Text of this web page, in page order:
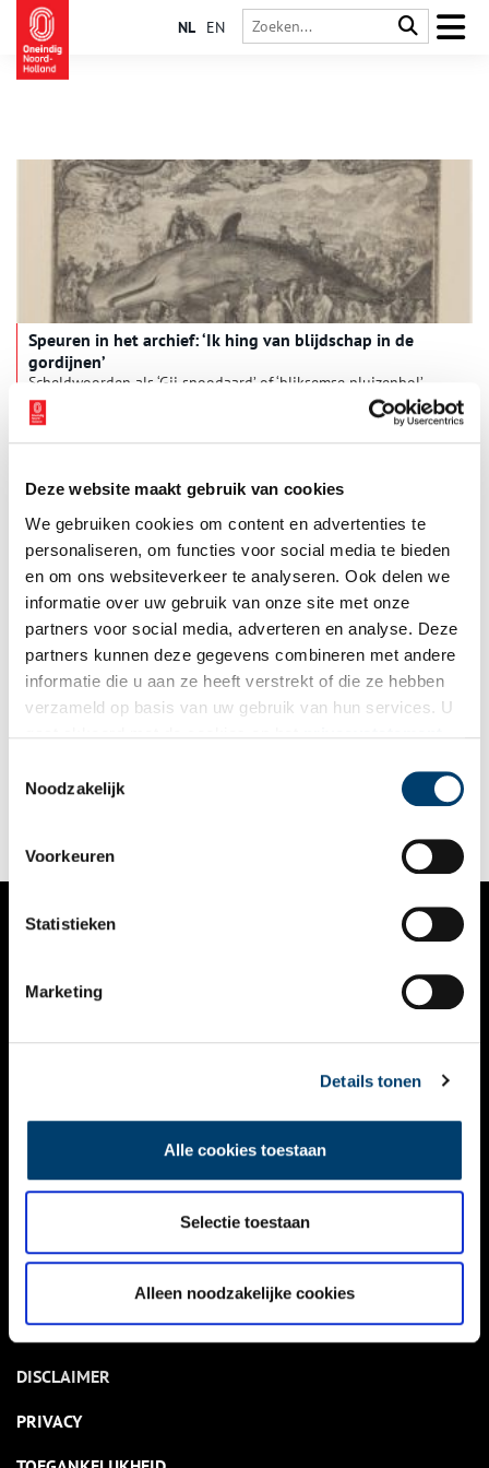
Deze website maakt gebruik van cookies
We gebruiken cookies om content en advertenties te
personaliseren, om functies voor social media te bieden
en om ons websiteverkeer te analyseren. Ook delen we
informatie over uw gebruik van onze site met onze
partners voor social media, adverteren en analyse. Deze
partners kunnen deze gegevens combineren met andere
informatie die u aan ze heeft verstrekt of die ze hebben
verzameld op basis van uw gebruik van hun services. U
Noodzakelijk
Voorkeuren
Statistieken
Marketing
Details tonen
Alle cookies toestaan
Selectie toestaan
Alleen noodzakelijke cookies
NL EN
Speuren in het archief: ‘Ik hing van blijdschap in de
gordijnen’
Scheldwoorden als ‘Gij snoodaard’ of ‘bliksemse pluizenbol’
bewijzen dat het ontcijferen van eeuwenoude notarisstukken
allesbehalve saai werk is. Twee vrijwilligers van het
Stadsarchief Amsterdam vertellen over hun ervaringen.
Stadsarchief Amsterdam maakt notarisstukken
toegankelijk
Om notariële stukken voor het grote publiek toegankelijk te
NIEUWS
KALENDER
ACTIVITEITEN
NIEUWSBRIEF
DISCLAIMER
PRIVACY